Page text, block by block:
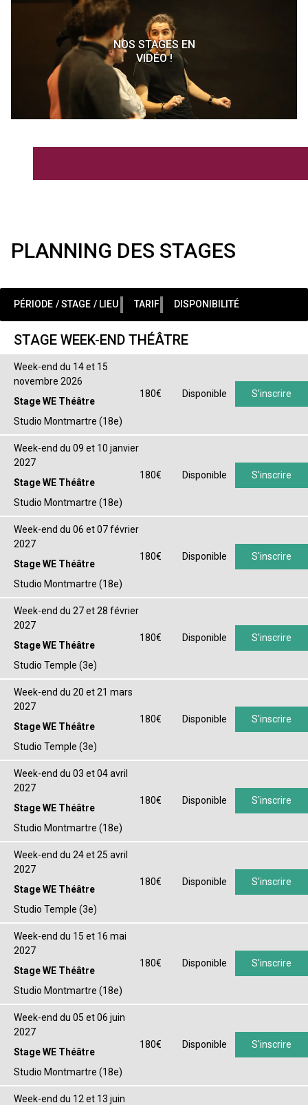
NOS STAGES EN
VIDÉO !
PLANNING DES STAGES
PÉRIODE / STAGE / LIEU TARIF DISPONIBILITÉ
STAGE WEEK-END THÉÂTRE
Week-end du 14 et 15
novembre 2026
Stage WE Théâtre
Studio Montmartre (18e)
180€ Disponible S'inscrire
Week-end du 09 et 10 janvier
2027
Stage WE Théâtre
Studio Montmartre (18e)
180€ Disponible S'inscrire
Week-end du 06 et 07 février
2027
Stage WE Théâtre
Studio Montmartre (18e)
180€ Disponible S'inscrire
Week-end du 27 et 28 février
2027
Stage WE Théâtre
Studio Temple (3e)
180€ Disponible S'inscrire
Week-end du 20 et 21 mars
2027
Stage WE Théâtre
Studio Temple (3e)
180€ Disponible S'inscrire
Week-end du 03 et 04 avril
2027
Stage WE Théâtre
Studio Montmartre (18e)
180€ Disponible S'inscrire
Week-end du 24 et 25 avril
2027
Stage WE Théâtre
Studio Temple (3e)
180€ Disponible S'inscrire
Week-end du 15 et 16 mai
2027
Stage WE Théâtre
Studio Montmartre (18e)
180€ Disponible S'inscrire
Week-end du 05 et 06 juin
2027
Stage WE Théâtre
Studio Montmartre (18e)
180€ Disponible S'inscrire
Week-end du 12 et 13 juin